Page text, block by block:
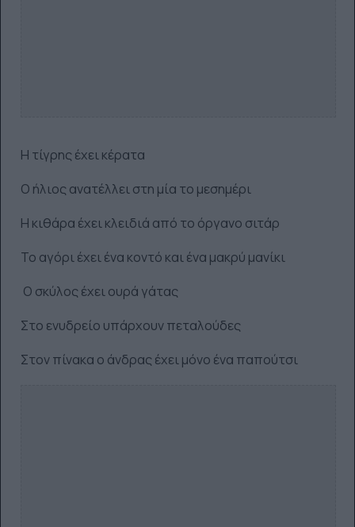
Η τίγρης έχει κέρατα
Ο ήλιος ανατέλλει στη μία το μεσημέρι
Η κιθάρα έχει κλειδιά από το όργανο σιτάρ
Το αγόρι έχει ένα κοντό και ένα μακρύ μανίκι
Ο σκύλος έχει ουρά γάτας
Στο ενυδρείο υπάρχουν πεταλούδες
Στον πίνακα ο άνδρας έχει μόνο ένα παπούτσι